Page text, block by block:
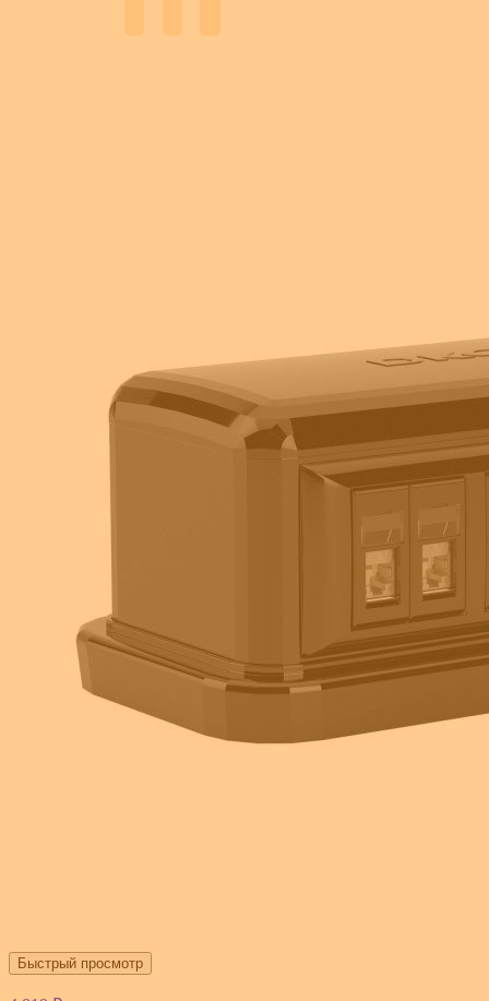
Быстрый просмотр